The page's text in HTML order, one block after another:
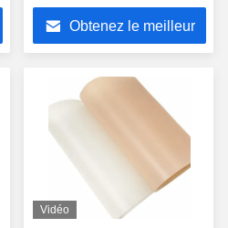
épaisseur 0,05 mm-1,5
mm
Obtenez le meilleur
Vidéo